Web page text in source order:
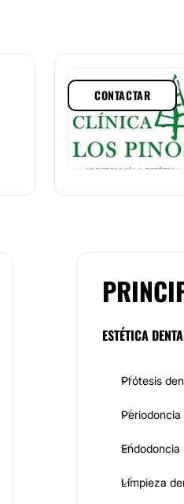
CONTACTAR
ESTÉTICA
Prótesis
Periodoncia
Endodoncia
Limpieza